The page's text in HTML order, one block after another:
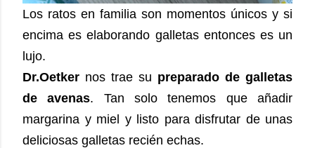
Los ratos en familia son momentos únicos y si
encima es elaborando galletas entonces es un
lujo.
Dr.Oetker nos trae su preparado de galletas
de avenas. Tan solo tenemos que añadir
margarina y miel y listo para disfrutar de unas
deliciosas galletas recién echas.